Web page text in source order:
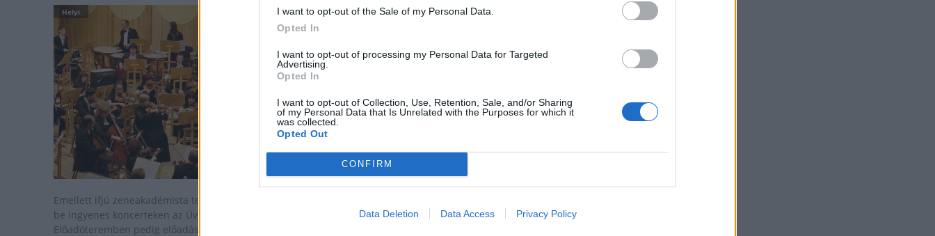
I want to opt-out of the Sale of my Personal Data.
Opted In
I want to opt-out of processing my Personal Data for Targeted
Advertising.
Opted In
I want to opt-out of Collection, Use, Retention, Sale, and/or Sharing
of my Personal Data that Is Unrelated with the Purposes for which it
was collected.
Opted Out
CONFIRM
Data Deletion Data Access Privacy Policy
Helyi
Emellett ifjú zeneakadémista tehetségek mutatkoznak
be ingyenes koncerteken az Üvegteremben, az
Előadóteremben pedig előadások vetítéseit élvezhetik a
A slide gitár indiai guruja, Debashish Bhattacharya ad
éve a pályán lévő előadó két lengyel dzsesszzenésszel
lép fel a Fesztivál Színházban.
Swingkoncertekkel készül a Müpa a nyár végén